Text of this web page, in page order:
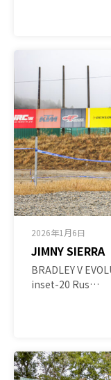
2026年1月6日
JIMNY SIERRA
BRADLEY V
inset-20 Rus…